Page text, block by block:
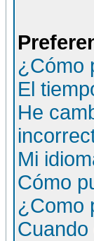
¿Cómo
El
He
Mi
Cómo
¿Como